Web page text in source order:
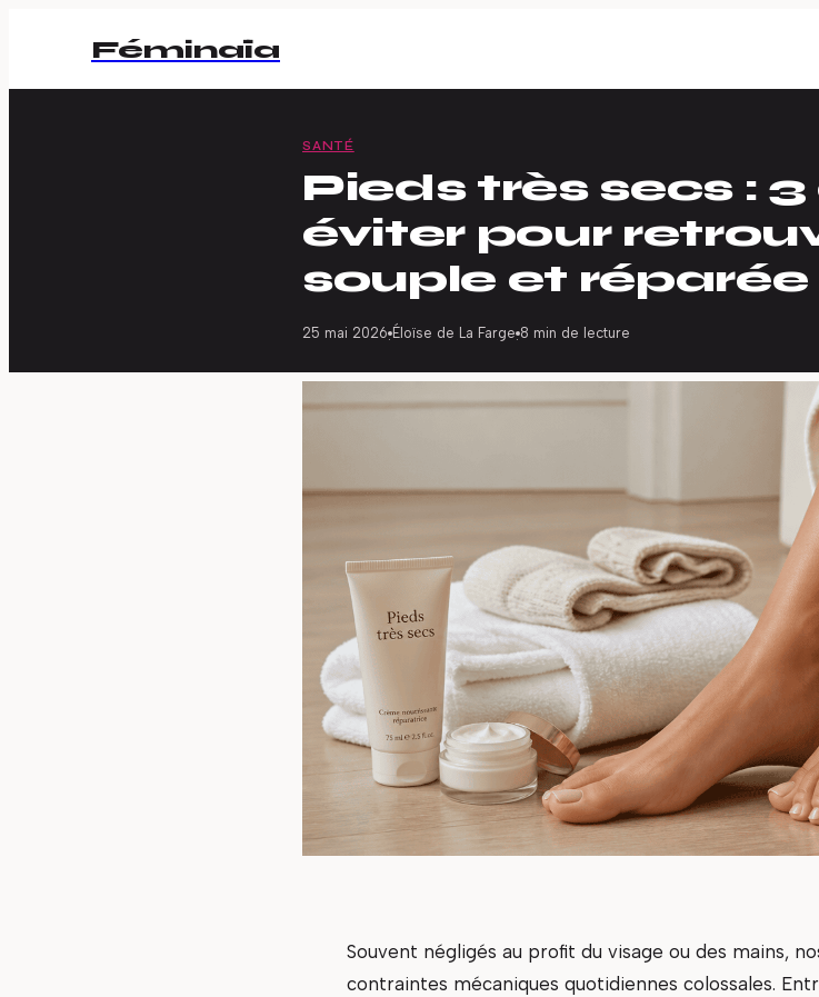
Féminaïa
SANTÉ
Pieds très secs :
éviter pour
souple et réparée
25 mai 2026· Éloïse de La Farge·8 min de lecture
Souvent négligés au profit du visage ou des mains,
contraintes mécaniques quotidiennes colossales.